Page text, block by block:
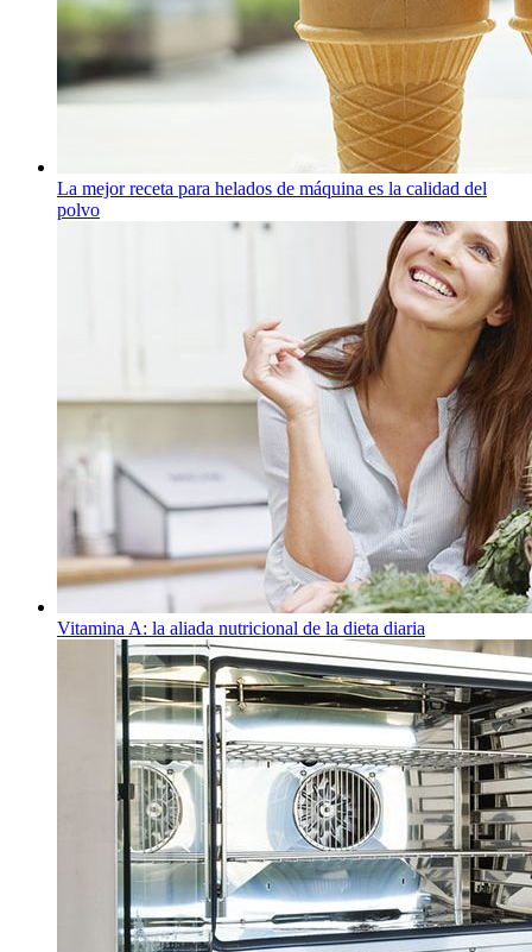
La mejor receta para helados de máquina es la calidad del
polvo
Vitamina A: la aliada nutricional de la dieta diaria